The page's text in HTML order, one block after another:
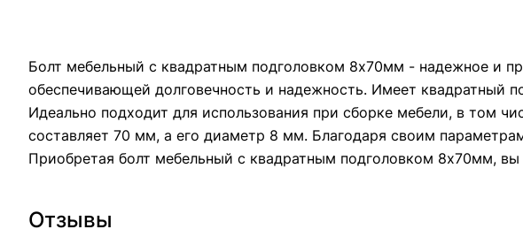
Болт мебельный с квадратным подголовком 8х70мм - надежное и
обеспечивающей долговечность и надежность. Имеет квадратный
Идеально подходит для использования при сборке мебели, в том
составляет 70 мм, а его диаметр 8 мм. Благодаря своим
Приобретая болт мебельный с квадратным подголовком 8х70мм,
Отзывы